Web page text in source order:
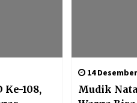
108,
14
Mudik